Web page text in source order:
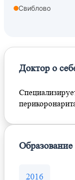
Свиблово
Доктор о
Образование
2016